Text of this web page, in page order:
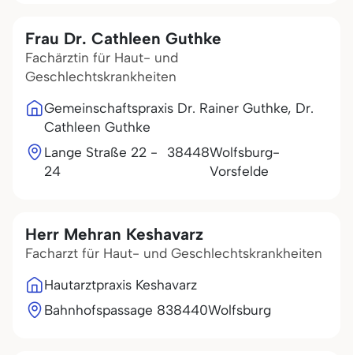
Frau Dr. Cathleen Guthke
Fachärztin für Haut- und
Geschlechtskrankheiten
Gemeinschaftspraxis Dr. Rainer Guthke, Dr.
Cathleen Guthke
Lange Straße 22 -
24
38448Wolfsburg-
Vorsfelde
Herr Mehran Keshavarz
Facharzt für Haut- und Geschlechtskrankheiten
Hautarztpraxis Keshavarz
Bahnhofspassage 838440Wolfsburg